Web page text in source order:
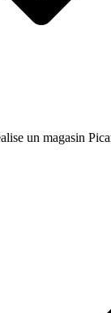
un magasin